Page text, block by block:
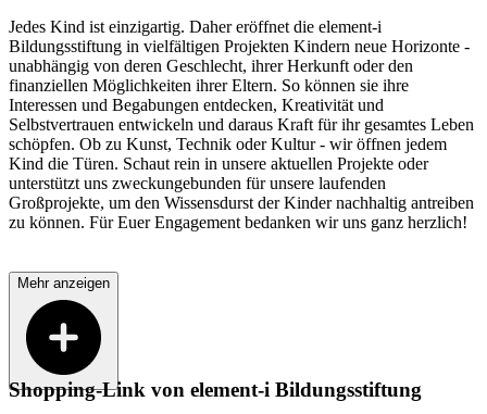
Jedes Kind ist einzigartig. Daher eröffnet die element-i
Bildungsstiftung in vielfältigen Projekten Kindern neue Horizonte -
unabhängig von deren Geschlecht, ihrer Herkunft oder den
finanziellen Möglichkeiten ihrer Eltern. So können sie ihre
Interessen und Begabungen entdecken, Kreativität und
Selbstvertrauen entwickeln und daraus Kraft für ihr gesamtes Leben
schöpfen. Ob zu Kunst, Technik oder Kultur - wir öffnen jedem
Kind die Türen. Schaut rein in unsere aktuellen Projekte oder
unterstützt uns zweckungebunden für unsere laufenden
Großprojekte, um den Wissensdurst der Kinder nachhaltig antreiben
zu können. Für Euer Engagement bedanken wir uns ganz herzlich!
Mehr anzeigen
Shopping-Link von element-i Bildungsstiftung